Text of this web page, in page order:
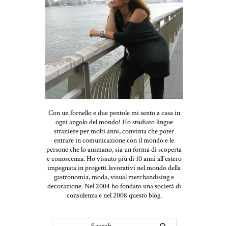
Con un fornello e due pentole mi sento a casa in
ogni angolo del mondo! Ho studiato lingue
straniere per molti anni, convinta che poter
entrare in comunicazione con il mondo e le
persone che lo animano, sia un forma di scoperta
e conoscenza. Ho vissuto più di 10 anni all'estero
impegnata in progetti lavorativi nel mondo della
gastronomia, moda, visual merchandising e
decorazione. Nel 2004 ho fondato una società di
consulenza e nel 2008 questo blog.